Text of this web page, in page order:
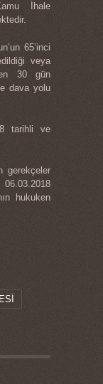
İhale
65’inci
veya
30 gün
dava yolu
tarihli ve
gerekçeler
hukuken